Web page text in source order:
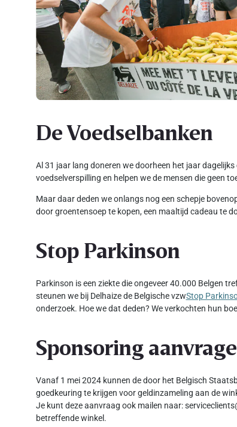
De Voedselbanken
Al 31 jaar lang doneren we doorheen het jaar
voedselverspilling en helpen we de mensen die geen
Maar daar deden we onlangs nog een schepje
door groentensoep te kopen, een maaltijd cadeau te
Stop Parkinson
Parkinson is een ziekte die ongeveer 40.000 Belgen
steunen we bij Delhaize de Belgische vzwStop
onderzoek. Hoe we dat deden? We verkochten hun
Sponsoring
Vanaf 1 mei 2024 kunnen de door het Belgisch
goedkeuring te krijgen voor geldinzameling aan de
Je kunt deze aanvraag ook mailen naar:
betreffende winkel.